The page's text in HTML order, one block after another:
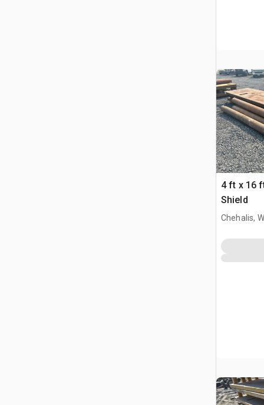
4 ft x 16
Shield
Chehalis,